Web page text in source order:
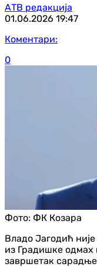
АТВ редакција
01.06.2026 19:47
Коментари:
0
Фото: ФК Козара
Владо Јагодић
из Градишке одмах
завршетак